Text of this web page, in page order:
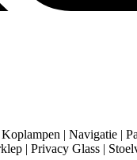
| Navigatie |
| Privacy Glass |